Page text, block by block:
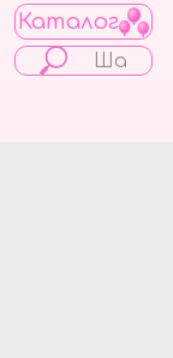
Каталог